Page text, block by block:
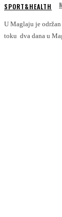
SPORT&HEALTH
U Maglaju je
toku dva dana u